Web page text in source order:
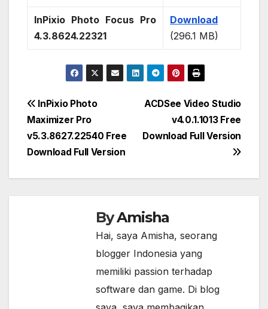
InPixio Photo Focus Pro
4.3.8624.22321
Download
(296.1 MB)
Post
navigation
ACDSee Video Studio
v4.0.1.1013 Free
Download Full Version
InPixio Photo
Maximizer Pro
v5.3.8627.22540 Free
Download Full Version
ByAmisha
Hai, saya Amisha, seorang
blogger Indonesia yang
memiliki passion terhadap
software dan game. Di blog